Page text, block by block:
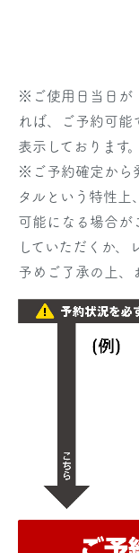
※ ご使用日当日 が
れば、ご予約可能
表示しております。
※ご予約確定から
タルという特性上
可能になる場合が
していただくか、
予めご了承の上、